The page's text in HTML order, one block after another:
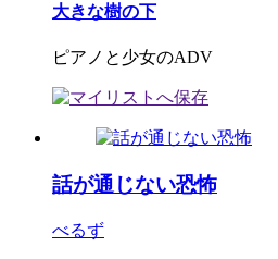
大きな樹の下
ピアノと少女のADV
話が通じない恐怖
べるず